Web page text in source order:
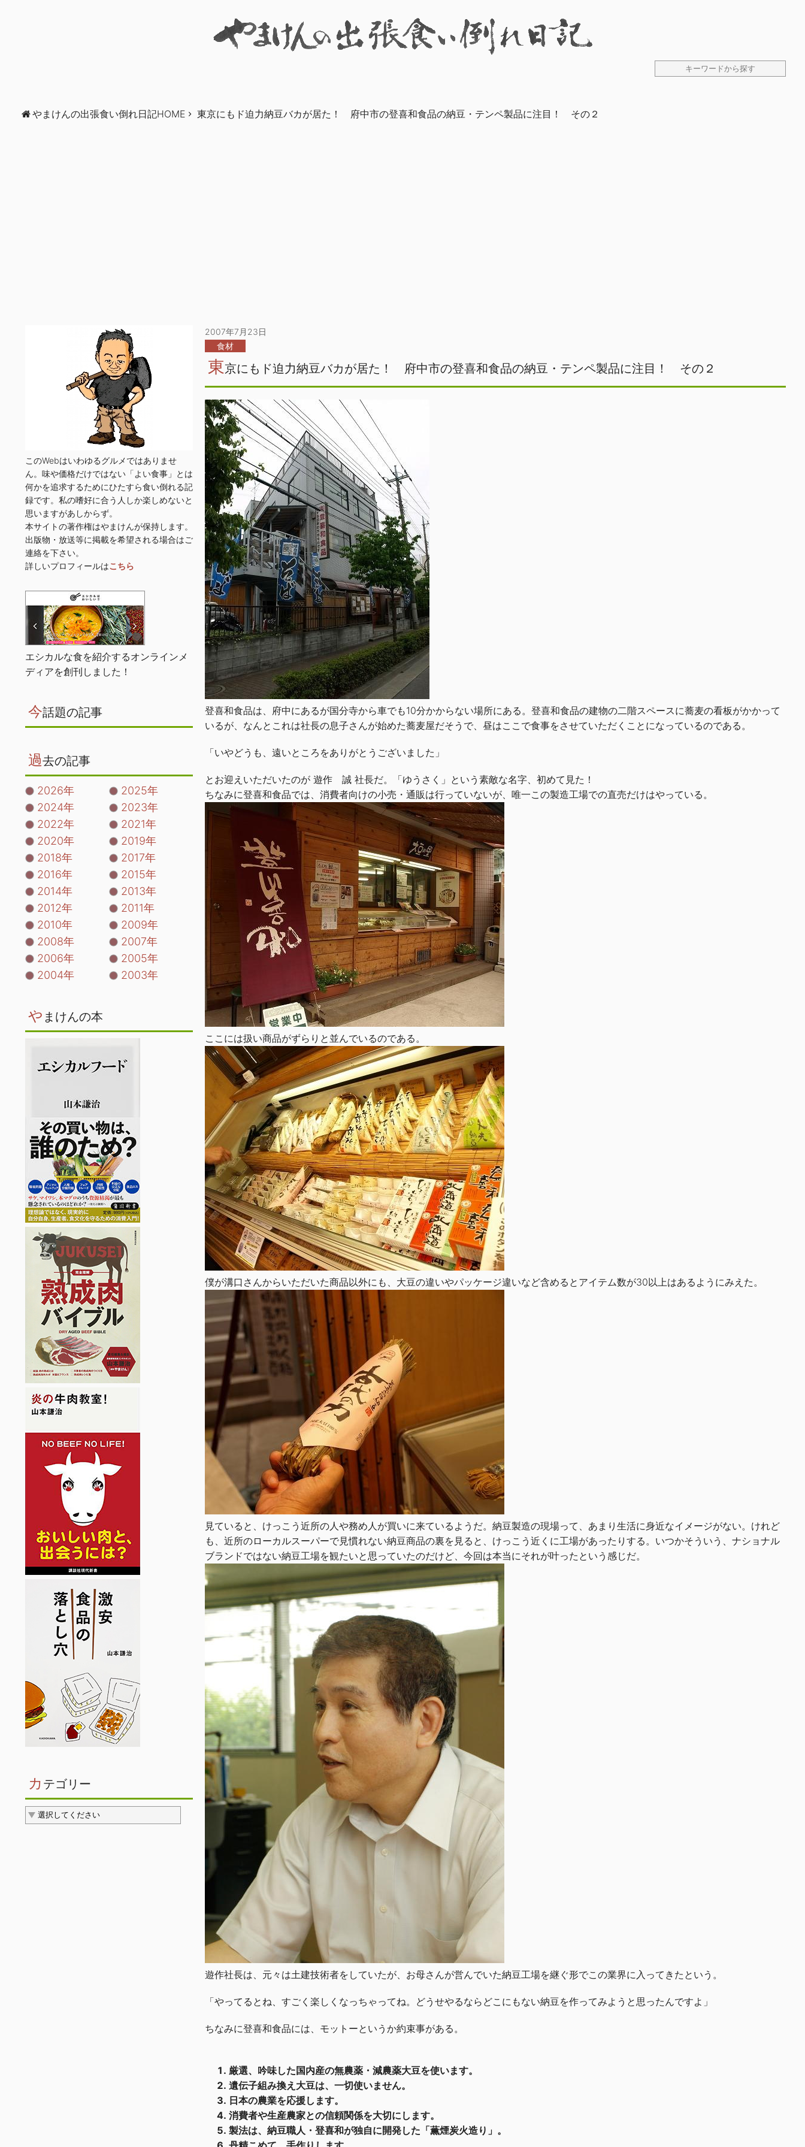
やまけんの出張食い倒れ日記HOME 東京にもド迫力納豆バカが居た！ 府中市の登喜和食品の納豆・テンペ製品に注目！ その２
2007年7月23日
食材
東京にもド迫力納豆バカが居た！ 府中市の登喜和食品の納豆・テンペ製品に注目！ その２
登喜和食品は、府中にあるが国分寺から車でも10分かからない場所にある。登喜和食品の建物の二階スペースに蕎麦の看板がかかって
いるが、なんとこれは社長の息子さんが始めた蕎麦屋だそうで、昼はここで食事をさせていただくことになっているのである。
「いやどうも、遠いところをありがとうございました」
とお迎えいただいたのが 遊作 誠 社長だ。「ゆうさく」という素敵な名字、初めて見た！
ちなみに登喜和食品では、消費者向けの小売・通販は行っていないが、唯一この製造工場での直売だけはやっている。
ここには扱い商品がずらりと並んでいるのである。
僕が溝口さんからいただいた商品以外にも、大豆の違いやパッケージ違いなど含めるとアイテム数が30以上はあるようにみえた。
見ていると、けっこう近所の人や務め人が買いに来ているようだ。納豆製造の現場って、あまり生活に身近なイメージがない。けれど
も、近所のローカルスーパーで見慣れない納豆商品の裏を見ると、けっこう近くに工場があったりする。いつかそういう、ナショナル
ブランドではない納豆工場を観たいと思っていたのだけど、今回は本当にそれが叶ったという感じだ。
遊作社長は、元々は土建技術者をしていたが、お母さんが営んでいた納豆工場を継ぐ形でこの業界に入ってきたという。
「やってるとね、すごく楽しくなっちゃってね。どうせやるならどこにもない納豆を作ってみようと思ったんですよ」
ちなみに登喜和食品には、モットーというか約束事がある。
厳選、吟味した国内産の無農薬・減農薬大豆を使います。
遺伝子組み換え大豆は、一切使いません。
日本の農業を応援します。
消費者や生産農家との信頼関係を大切にします。
製法は、納豆職人・登喜和が独自に開発した「薫煙炭火造り」。
このWebはいわゆるグルメではありませ
ん。味や価格だけではない「よい食事」とは
何かを追求するためにひたすら食い倒れる記
録です。私の嗜好に合う人しか楽しめないと
思いますがあしからず。
本サイトの著作権はやまけんが保持します。
出版物・放送等に掲載を希望される場合はご
連絡を下さい。
詳しいプロフィールはこちら
エシカルな食を紹介するオンラインメ
ディアを創刊しました！
今話題の記事
過去の記事
2026年
2025年
2024年
2023年
2022年
2021年
2020年
2019年
2018年
2017年
2016年
2015年
2014年
2013年
2012年
2011年
2010年
2009年
2008年
2007年
2006年
2005年
2004年
2003年
や まけんの本
カ テゴリー